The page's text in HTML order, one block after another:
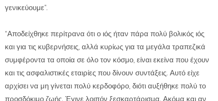
γενικεύουμε”.
“Αποδείχθηκε περίτρανα ότι ο ιός ήταν πάρα πολύ βολικός ιός
και για τις κυβερνήσεις, αλλά κυρίως για τα μεγάλα τραπεζικά
συμφέροντα τα οποία σε όλο τον κόσμο, είναι εκείνα που έχουν
και τις ασφαλιστικές εταιρίες που δίνουν συντάξεις. Αυτό είχε
αρχίσει να μη γίνεται πολύ κερδοφόρο, διότι αυξήθηκε πολύ το
προσδόκιμο ζωής. Έγινε λοιπόν ξεσκαρτάρισμα. Ακόμα και αν